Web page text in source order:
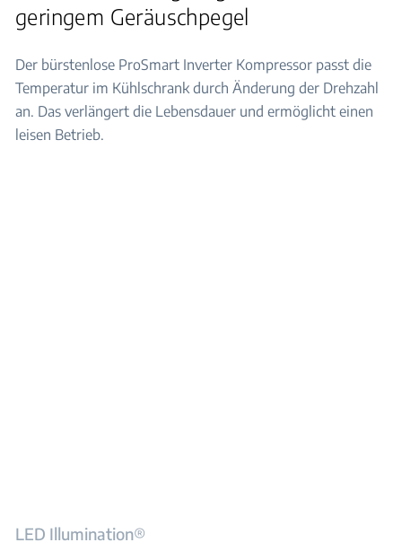
geringem Geräuschpegel
Der bürstenlose ProSmart Inverter Kompressor passt die
Temperatur im Kühlschrank durch Änderung der Drehzahl
an. Das verlängert die Lebensdauer und ermöglicht einen
leisen Betrieb.
LED Illumination®